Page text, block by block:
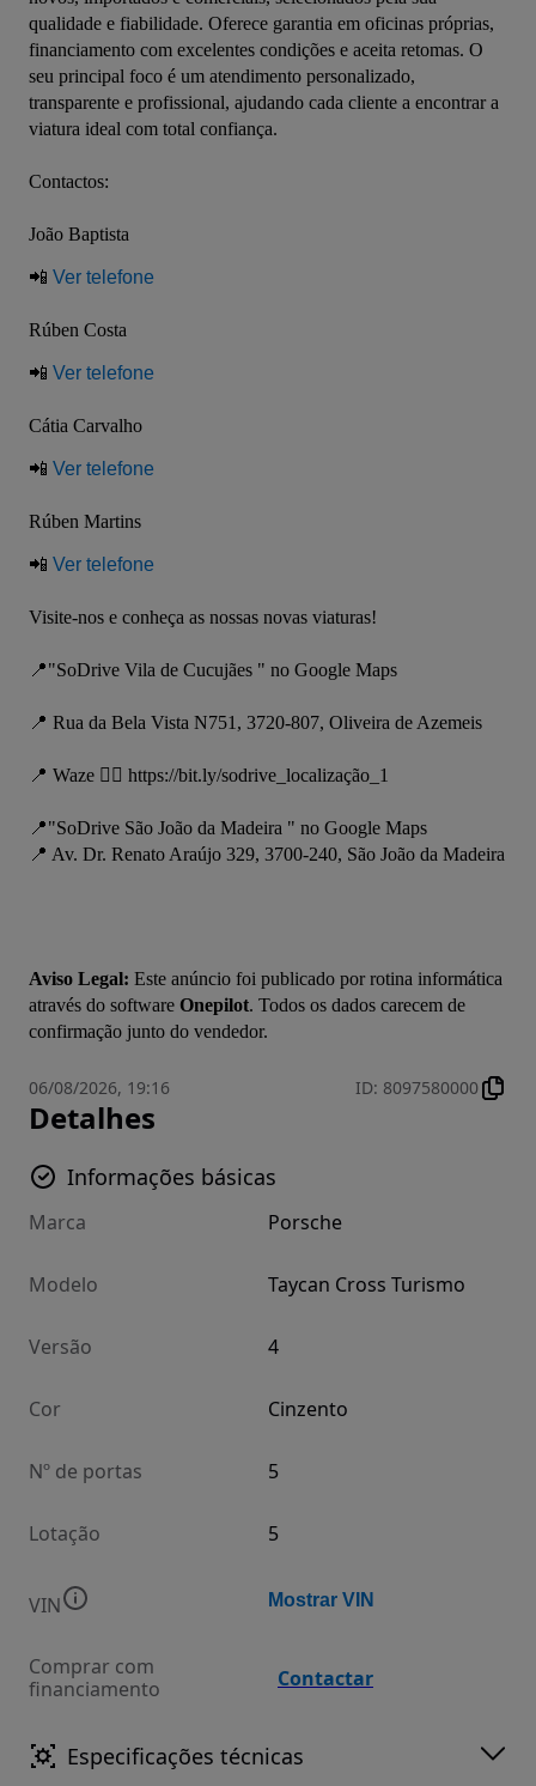
qualidade e fiabilidade. Oferece garantia em oficinas próprias,
financiamento com excelentes condições e aceita retomas. O
seu principal foco é um atendimento personalizado,
transparente e profissional, ajudando cada cliente a encontrar a
viatura ideal com total confiança.
Contactos:
João Baptista
📲 Ver telefone
Rúben Costa
📲 Ver telefone
Cátia Carvalho
📲 Ver telefone
Rúben Martins
📲 Ver telefone
Visite-nos e conheça as nossas novas viaturas!
📍"SoDrive Vila de Cucujães " no Google Maps
📍 Rua da Bela Vista N751, 3720-807, Oliveira de Azemeis
📍 Waze 👉🏾 https://bit.ly/sodrive_localização_1
📍"SoDrive São João da Madeira " no Google Maps
📍 Av. Dr. Renato Araújo 329, 3700-240, São João da Madeira
Aviso Legal: Este anúncio foi publicado por rotina informática
através do software Onepilot. Todos os dados carecem de
confirmação junto do vendedor.
06/08/2026, 19:16 ID: 8097580000
Detalhes
Informações básicas
Marca Porsche
Modelo Taycan Cross Turismo
Versão 4
Cor Cinzento
Nº de portas 5
Lotação 5
VIN Mostrar VIN
Comprar com
financiamento
Contactar
Especificações técnicas